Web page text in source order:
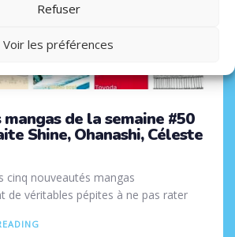
Refuser
Voir les préférences
de la semaine #50
Shine, Ohanashi, Céleste
cinq nouveautés mangas
de véritables pépites à ne pas rater